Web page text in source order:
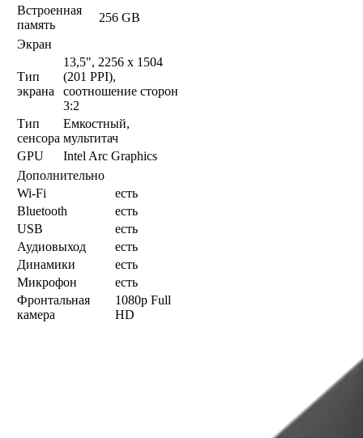
Встроенная
память
256 GB
Экран
Тип
экрана
13,5", 2256 x 1504
(201 PPI),
соотношение сторон
3:2
Тип
сенсора
Емкостный,
мультитач
GPU
Intel Arc Graphics
Дополнительно
Wi-Fi
есть
Bluetooth
есть
USB
есть
Аудиовыход
есть
Динамики
есть
Микрофон
есть
Фронтальная
камера
1080p Full
HD